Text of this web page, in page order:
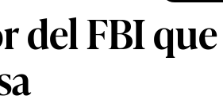
FBI